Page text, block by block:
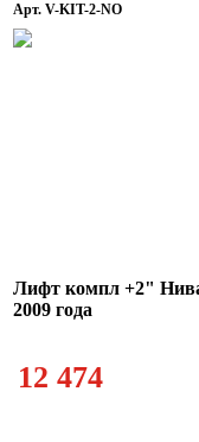
Арт. V-KIT-2-NO
Лифт компл +2"
2009 года
12 474